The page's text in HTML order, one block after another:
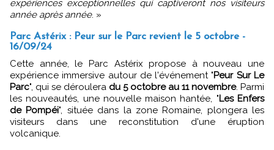
expériences exceptionnelles qui captiveront nos visiteurs
année après année. »
Parc Astérix : Peur sur le Parc revient le 5 octobre -
16/09/24
Cette année, le Parc Astérix propose à nouveau une
expérience immersive autour de l'événement "Peur Sur Le
Parc", qui se déroulera du 5 octobre au 11 novembre. Parmi
les nouveautés, une nouvelle maison hantée, "Les Enfers
de Pompéi", située dans la zone Romaine, plongera les
visiteurs dans une reconstitution d'une éruption
volcanique.